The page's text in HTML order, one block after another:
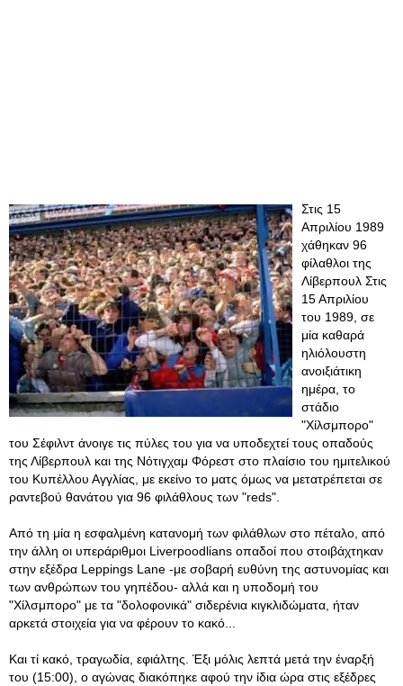
Στις 15
Απριλίου 1989
χάθηκαν 96
φίλαθλοι της
Λίβερπουλ Στις
15 Απριλίου
του 1989, σε
μία καθαρά
ηλιόλουστη
ανοιξιάτικη
ημέρα, το
στάδιο
"Χίλσμπορο"
του Σέφιλντ άνοιγε τις πύλες του για να υποδεχτεί τους οπαδούς
της Λίβερπουλ και της Νότιγχαμ Φόρεστ στο πλαίσιο του ημιτελικού
του Κυπέλλου Αγγλίας, με εκείνο το ματς όμως να μετατρέπεται σε
ραντεβού θανάτου για 96 φιλάθλους των "reds".
Από τη μία η εσφαλμένη κατανομή των φιλάθλων στο πέταλο, από
την άλλη οι υπεράριθμοι Liverpoodlians οπαδοί που στοιβάχτηκαν
στην εξέδρα Leppings Lane -με σοβαρή ευθύνη της αστυνομίας και
των ανθρώπων του γηπέδου- αλλά και η υποδομή του
"Χίλσμπορο" με τα "δολοφονικά" σιδερένια κιγκλιδώματα, ήταν
αρκετά στοιχεία για να φέρουν το κακό...
Και τί κακό, τραγωδία, εφιάλτης. Έξι μόλις λεπτά μετά την έναρξή
του (15:00), ο αγώνας διακόπηκε αφού την ίδια ώρα στις εξέδρες